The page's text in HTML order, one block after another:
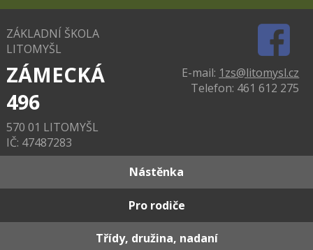
ZÁKLADNÍ ŠKOLA
LITOMYŠL
ZÁMECKÁ
496
570 01 LITOMYŠL
IČ: 47487283
E-mail: 1zs@litomysl.cz
Telefon: 461 612 275
Nástěnka
Pro rodiče
Třídy, družina, nadaní